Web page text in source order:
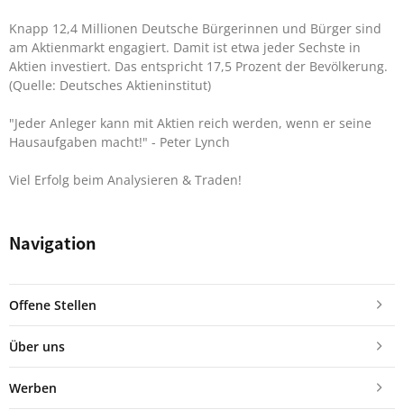
Knapp 12,4 Millionen Deutsche Bürgerinnen und Bürger sind
am Aktienmarkt engagiert. Damit ist etwa jeder Sechste in
Aktien investiert. Das entspricht 17,5 Prozent der Bevölkerung.
(Quelle: Deutsches Aktieninstitut)
"Jeder Anleger kann mit Aktien reich werden, wenn er seine
Hausaufgaben macht!" - Peter Lynch
Viel Erfolg beim Analysieren & Traden!
Navigation
Offene Stellen
Über uns
Werben